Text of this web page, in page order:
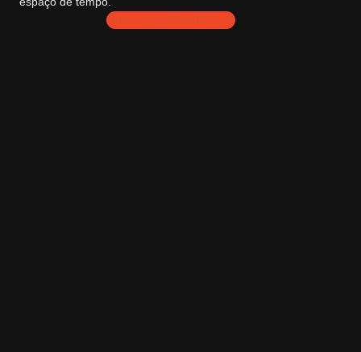
Quero experimentar!